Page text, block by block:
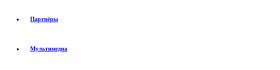
Партнёры
Мультимедиа